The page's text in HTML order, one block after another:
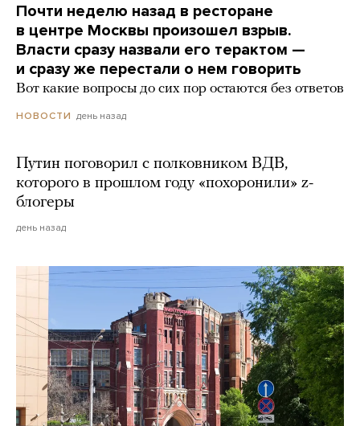
Почти неделю назад в ресторане
в центре Москвы произошел взрыв.
Власти сразу назвали его терактом —
и сразу же перестали о нем говорить
Вот какие вопросы до сих пор остаются без ответов
НОВОСТИ день назад
Путин поговорил с полковником ВДВ,
которого в прошлом году «похоронили» z-
блогеры
день назад